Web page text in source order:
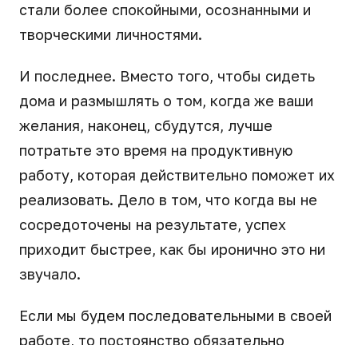
стали более спокойными, осознанными и
творческими личностями.
И последнее. Вместо того, чтобы сидеть
дома и размышлять о том, когда же ваши
желания, наконец, сбудутся, лучше
потратьте это время на продуктивную
работу, которая действительно поможет их
реализовать. Дело в том, что когда вы не
сосредоточены на результате, успех
приходит быстрее, как бы иронично это ни
звучало.
Если мы будем последовательными в своей
работе, то постоянство обязательно